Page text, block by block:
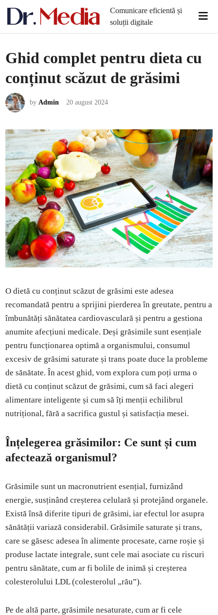
Comunicare eficientă și
soluții digitale
Ghid complet pentru dieta cu
conținut scăzut de grăsimi
byAdmin 20 august 2024
O dietă cu conținut scăzut de grăsimi este adesea
recomandată pentru a sprijini pierderea în greutate, pentru a
îmbunătăți sănătatea cardiovasculară și pentru a gestiona
anumite afecțiuni medicale. Deși grăsimile sunt esențiale
pentru funcționarea optimă a organismului, consumul
excesiv de grăsimi saturate și trans poate duce la probleme
de sănătate. În acest ghid, vom explora cum poți urma o
dietă cu conținut scăzut de grăsimi, cum să faci alegeri
alimentare inteligente și cum să îți menții echilibrul
nutrițional, fără a sacrifica gustul și satisfacția mesei.
Înțelegerea grăsimilor: Ce sunt și cum
afectează organismul?
Grăsimile sunt un macronutrient esențial, furnizând
energie, susținând creșterea celulară și protejând organele.
Există însă diferite tipuri de grăsimi, iar efectul lor asupra
sănătății variază considerabil. Grăsimile saturate și trans,
care se găsesc adesea în alimente procesate, carne roșie și
produse lactate integrale, sunt cele mai asociate cu riscuri
pentru sănătate, cum ar fi bolile de inimă și creșterea
colesterolului LDL (colesterolul „rău”).
Pe de altă parte, grăsimile nesaturate, cum ar fi cele